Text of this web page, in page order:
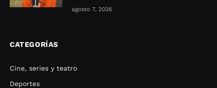
agosto 7, 2026
CATEGORÍAS
Cine, series y teatro
Deportes